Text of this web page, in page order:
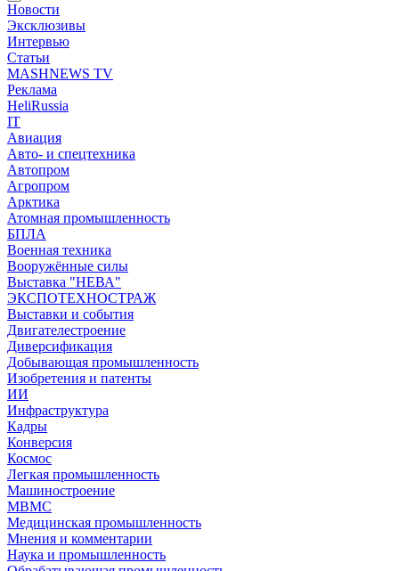
Новости
Эксклюзивы
Интервью
Статьи
MASHNEWS TV
Реклама
HeliRussia
IT
Авиация
Авто- и спецтехника
Автопром
Агропром
Арктика
Атомная промышленность
БПЛА
Военная техника
Вооружённые силы
Выставка "НЕВА"
ЭКСПОТЕХНОСТРАЖ
Выставки и события
Двигателестроение
Диверсификация
Добывающая промышленность
Изобретения и патенты
ИИ
Инфраструктура
Кадры
Конверсия
Космос
Легкая промышленность
Машиностроение
МВМС
Медицинская промышленность
Мнения и комментарии
Наука и промышленность